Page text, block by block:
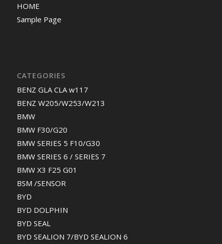
HOME
Sample Page
CATEGORIES
BENZ GLA CLA w117
BENZ W205/W253/W213
BMW
BMW F30/G20
BMW SERIES 5 F10/G30
BMW SERIES 6 / SERIES 7
BMW X3 F25 G01
BSM /SENSOR
BYD
BYD DOLPHIN
BYD SEAL
BYD SEALION 7/BYD SEALION 6